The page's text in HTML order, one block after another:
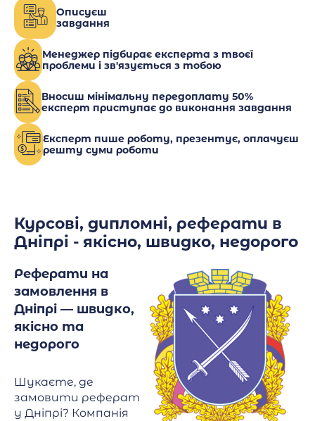
Описуєш
завдання
Менеджер підбирає експерта з твоєї
проблеми і зв'язується з тобою
Вносиш мінімальну передоплату 50%
експерт приступає до виконання завдання
Експерт пише роботу, презентує, оплачуєш
решту суми роботи
Курсові, дипломні, реферати в
Дніпрі - якісно, швидко, недорого
Реферати на
замовлення в
Дніпрі — швидко,
якісно та
недорого
Шукаєте, де
замовити реферат
у Дніпрі? Компанія